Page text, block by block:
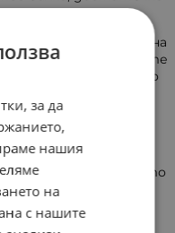
избор за ежедневна
от личните
да се поднася както
1961 е идеята за
подкрепят доброто
на неколкомесечно
в
на
за да
нашия
на
с нашите